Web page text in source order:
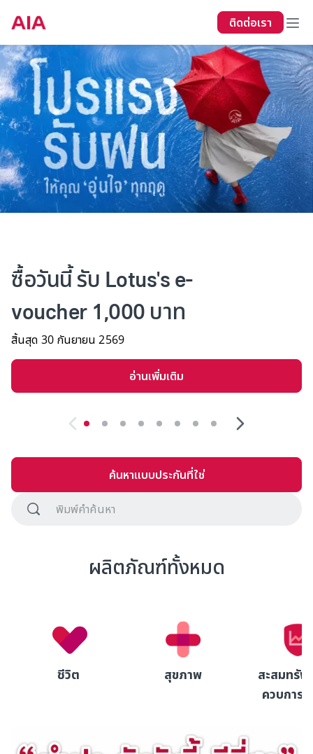
ติดต่อเรา
ซื้อวันนี้ รับ Lotus's e-
voucher 1,000 บาท
สิ้นสุด 30 กันยายน 2569​
อ่านเพิ่มเติม
ค้นหาแบบประกันที่ใช่
ผลิตภัณฑ์ทั้งหมด
ชีวิต สุขภาพ
สะสมทรัพ
ควบการ